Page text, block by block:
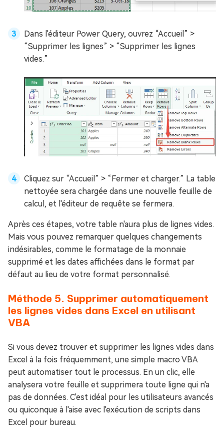
Dans l'éditeur Power Query, ouvrez “Accueil” >
“Supprimer les lignes” > “Supprimer les lignes
vides.”
Cliquez sur “Accueil” > “Fermer et charger.” La table
nettoyée sera chargée dans une nouvelle feuille de
calcul, et l'éditeur de requête se fermera.
Après ces étapes, votre table n'aura plus de lignes vides.
Mais vous pouvez remarquer quelques changements
indésirables, comme le formatage de la monnaie
supprimé et les dates affichées dans le format par
défaut au lieu de votre format personnalisé.
Méthode 5. Supprimer automatiquement
les lignes vides dans Excel en utilisant
VBA
Si vous devez trouver et supprimer les lignes vides dans
Excel à la fois fréquemment, une simple macro VBA
peut automatiser tout le processus. En un clic, elle
analysera votre feuille et supprimera toute ligne qui n'a
pas de données. C'est idéal pour les utilisateurs avancés
ou quiconque à l'aise avec l'exécution de scripts dans
Excel pour bureau.